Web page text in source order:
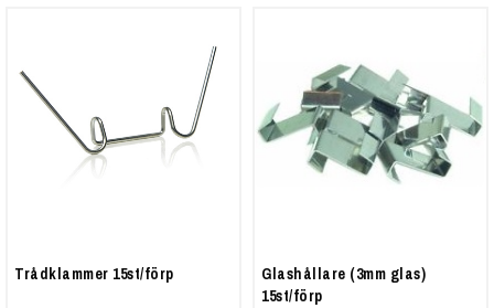
Trådklammer 15st/förp
Glashållare (3mm glas)
15st/förp